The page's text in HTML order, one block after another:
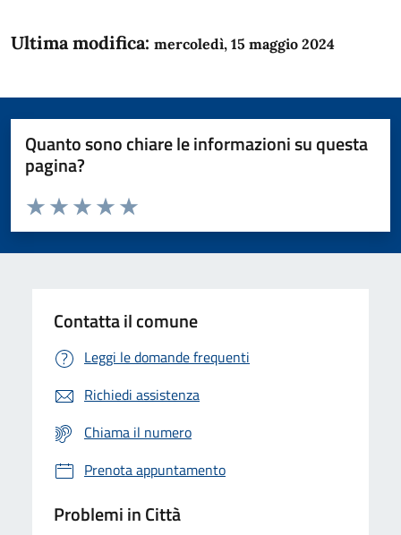
Ultima modifica: mercoledì, 15 maggio 2024
Quanto sono chiare le informazioni su questa
pagina?
Domanda
Valuta da 1 a 5 stelle la pagina
Valuta 5 stelle su 5
Valuta 4 stelle su 5
Valuta 3 stelle su 5
Valuta 2 stelle su 5
Valuta 1 stelle su 5
Contatta il comune
Leggi le domande frequenti
Richiedi assistenza
Chiama il numero
Prenota appuntamento
Problemi in Città